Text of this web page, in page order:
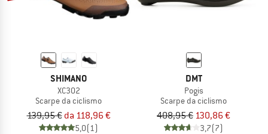
SHIMANO
XC302
Scarpe da ciclismo
139,95 € da 118,96 €
5,0(1)
DMT
Pogis
Scarpe da ciclismo
408,95 € 130,86 €
3,7(7)